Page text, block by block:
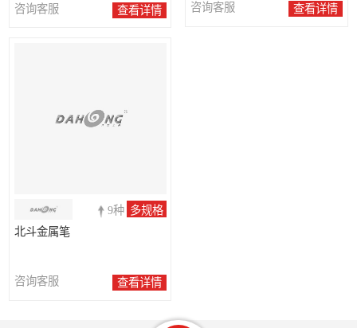
咨询客服 查看详情 咨询客服 查看详情
9种 多规格
北斗金属笔
咨询客服 查看详情